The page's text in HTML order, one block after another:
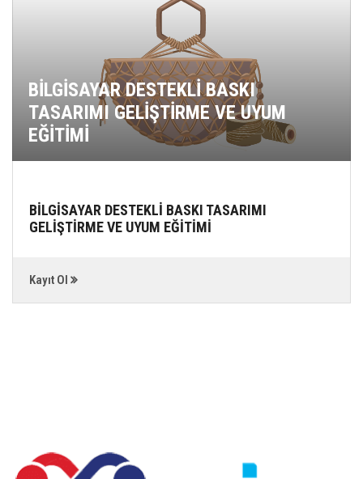
BİLGİSAYAR DESTEKLİ BASKI
TASARIMI GELİŞTİRME VE UYUM
EĞİTİMİ
BİLGİSAYAR DESTEKLİ BASKI TASARIMI
GELİŞTİRME VE UYUM EĞİTİMİ
Kayıt Ol